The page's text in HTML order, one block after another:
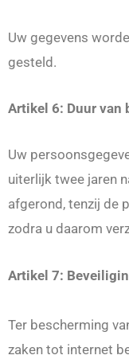
Uw gegevens
gesteld.
Artikel 6: Duur van
Uw
uiterlijk twee jaren
afgerond, tenzij de
zodra u daarom
Artikel 7:
Ter bescherming
zaken tot internet